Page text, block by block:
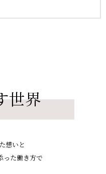
世界
想いと
った働き方で